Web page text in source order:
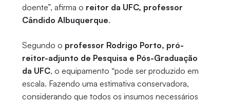
doente”, afirma o reitor da UFC, professor
Cândido Albuquerque.
Segundo o professor Rodrigo Porto, pró-
reitor-adjunto de Pesquisa e Pós-Graduação
da UFC, o equipamento “pode ser produzido em
escala. Fazendo uma estimativa conservadora,
considerando que todos os insumos necessários